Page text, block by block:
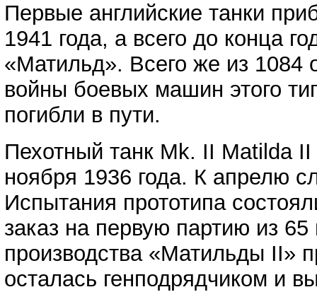
Первые английские танки
1941 года, а всего до конца
«Матильд». Всего же из 1084
войны боевых машин этого
погибли в пути.
Пехотный танк Mk. II Matilda
ноября 1936 года. К апрелю
Испытания прототипа
заказ на первую партию из
производства «Матильды II»
осталась генподрядчиком и